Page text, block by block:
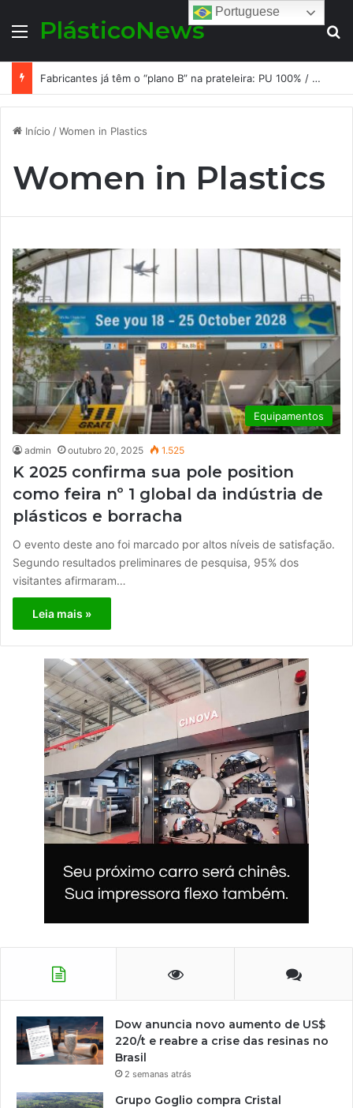
MenuPlásticoNews
Fabricantes já têm o “plano B” na prateleira: PU 100% / NC-free existe, mas ainda é pouco usado: a hora é transformar isso em projeto de resiliência
Início /Women in Plastics
Women in Plastics
Equipamentos
admin outubro 20, 2025 1.525
K 2025 confirma sua pole position
como feira nº 1 global da indústria de
plásticos e borracha
O evento deste ano foi marcado por altos níveis de satisfação.
Segundo resultados preliminares de pesquisa, 95% dos
visitantes afirmaram…
Leia mais »
Dow anuncia novo aumento de US$
220/t e reabre a crise das resinas no
Brasil
2 semanas atrás
Grupo Goglio compra Cristal
Portuguese